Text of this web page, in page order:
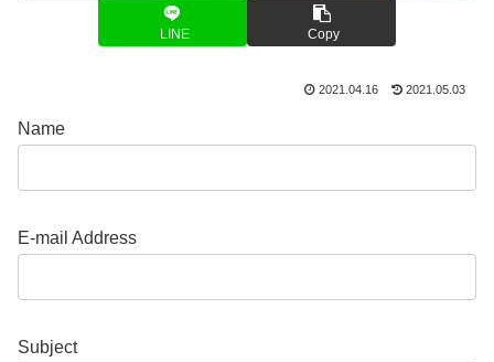
LINE Copy
2021.04.16 2021.05.03
Name
E-mail Address
Subject